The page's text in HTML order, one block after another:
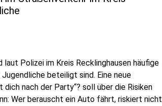
Polizei im Kreis Recklinghausen häufige
beteiligt sind. Eine neue
nach der Party“? soll über die Risiken
Wer berauscht ein Auto fährt, riskiert nicht